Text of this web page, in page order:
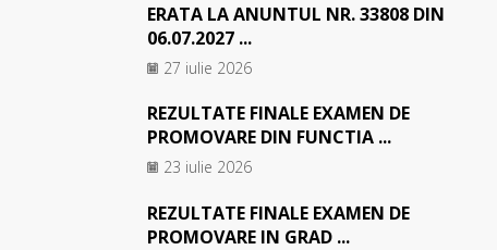
ERATA LA ANUNTUL NR. 33808 DIN
06.07.2027 ...
27 iulie 2026
REZULTATE FINALE EXAMEN DE
PROMOVARE DIN FUNCTIA ...
23 iulie 2026
REZULTATE FINALE EXAMEN DE
PROMOVARE IN GRAD ...